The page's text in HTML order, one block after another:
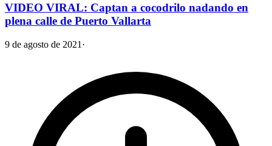
VIDEO VIRAL: Captan a cocodrilo nadando en
plena calle de Puerto Vallarta
9 de agosto de 2021 ·